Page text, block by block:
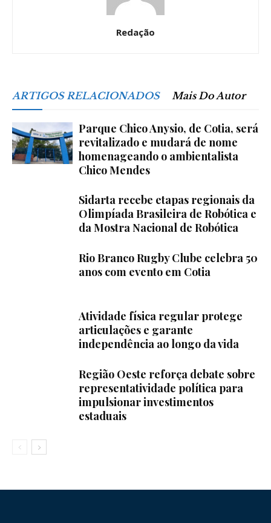
Redação
ARTIGOS RELACIONADOS Mais Do Autor
Parque Chico Anysio, de Cotia, será
revitalizado e mudará de nome
homenageando o ambientalista
Chico Mendes
Sidarta recebe etapas regionais da
Olimpíada Brasileira de Robótica e
da Mostra Nacional de Robótica
Rio Branco Rugby Clube celebra 50
anos com evento em Cotia
Atividade física regular protege
articulações e garante
independência ao longo da vida
Região Oeste reforça debate sobre
representatividade política para
impulsionar investimentos
estaduais